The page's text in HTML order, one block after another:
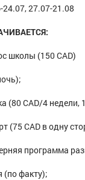
24.07, 27.07-21.08
школы (150 CAD)
(80 CAD/4 недели,
(75 CAD в одну
программа
(по факту);